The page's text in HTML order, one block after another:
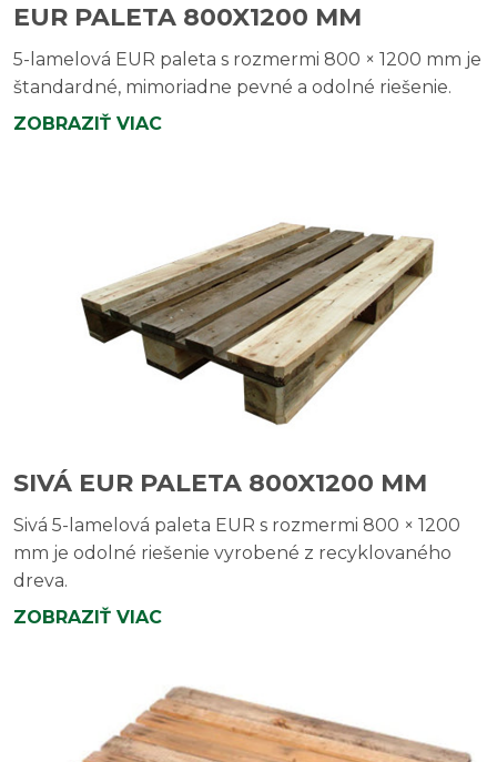
EUR PALETA 800X1200 MM
5-lamelová EUR paleta s rozmermi 800 × 1200 mm je
štandardné, mimoriadne pevné a odolné riešenie.
ZOBRAZIŤ VIAC
SIVÁ EUR PALETA 800X1200 MM
Sivá 5-lamelová paleta EUR s rozmermi 800 × 1200
mm je odolné riešenie vyrobené z recyklovaného
dreva.
ZOBRAZIŤ VIAC